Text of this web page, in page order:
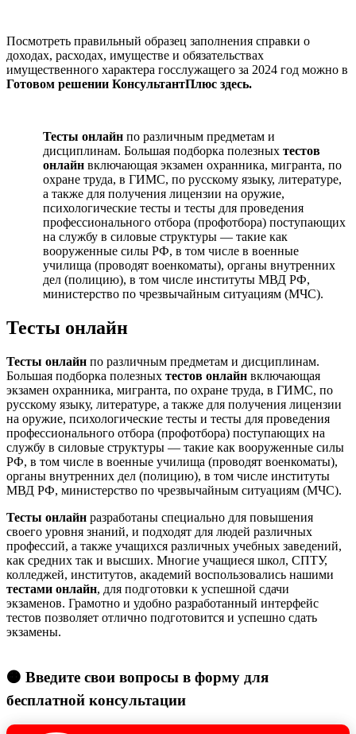
Посмотреть правильный образец заполнения справки о
доходах, расходах, имуществе и обязательствах
имущественного характера госслужащего за 2024 год можно в
Готовом решении КонсультантПлюс здесь.
Тесты онлайн по различным предметам и
дисциплинам. Большая подборка полезных тестов
онлайн включающая экзамен охранника, мигранта, по
охране труда, в ГИМС, по русскому языку, литературе,
а также для получения лицензии на оружие,
психологические тесты и тесты для проведения
профессионального отбора (профотбора) поступающих
на службу в силовые структуры — такие как
вооруженные силы РФ, в том числе в военные
училища (проводят военкоматы), органы внутренних
дел (полицию), в том числе институты МВД РФ,
министерство по чрезвычайным ситуациям (МЧС).
Тесты онлайн
Тесты онлайн по различным предметам и дисциплинам.
Большая подборка полезных тестов онлайн включающая
экзамен охранника, мигранта, по охране труда, в ГИМС, по
русскому языку, литературе, а также для получения лицензии
на оружие, психологические тесты и тесты для проведения
профессионального отбора (профотбора) поступающих на
службу в силовые структуры — такие как вооруженные силы
РФ, в том числе в военные училища (проводят военкоматы),
органы внутренних дел (полицию), в том числе институты
МВД РФ, министерство по чрезвычайным ситуациям (МЧС).
Тесты онлайн разработаны специально для повышения
своего уровня знаний, и подходят для людей различных
профессий, а также учащихся различных учебных заведений,
как средних так и высших. Многие учащиеся школ, СПТУ,
колледжей, институтов, академий воспользовались нашими
тестами онлайн, для подготовки к успешной сдачи
экзаменов. Грамотно и удобно разработанный интерфейс
тестов позволяет отлично подготовится и успешно сдать
экзамены.
🟠 Введите свои вопросы в форму для
бесплатной консультации